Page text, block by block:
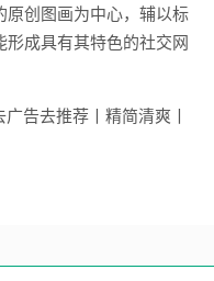
原创图画为中心，辅以标
成具有其特色的社交网